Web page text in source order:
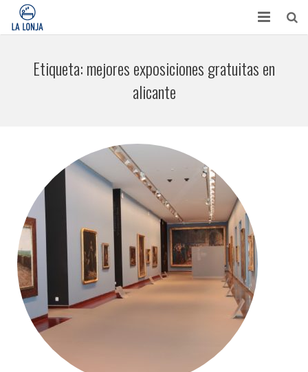
APARTAMENTOS
Etiqueta:mejores exposiciones gratuitas en
alicante